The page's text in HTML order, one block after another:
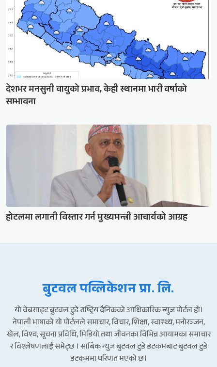
देशभर मनसुनी वायुको प्रभाव, केही स्थानमा भारी वर्षाको
सम्भावना
होटलमा लगानी विस्तार गर्न मुख्यमन्त्री आचार्यको आग्रह
बुटवल पव्लिकेशन प्रा. लि.
यो वेबसाइट बुटवल टुडे राष्ट्रिय दैनिकको आधिकारिक न्युज पोर्टल हो।
नेपाली भाषाको यो पोर्टलले समाचार, विचार, शिक्षा, स्वास्थ्य, मनोरञ्जन,
खेल, विश्व, सूचना प्रविधि, भिडियो तथा जीवनका विभिन्न आयामका समाचार
र विश्लेषणलाई समेट्छ । साबिक न्युज बुटवल टुडे डटकमबाट बुटवल टुडे
डटकममा परिणत भएको छ।